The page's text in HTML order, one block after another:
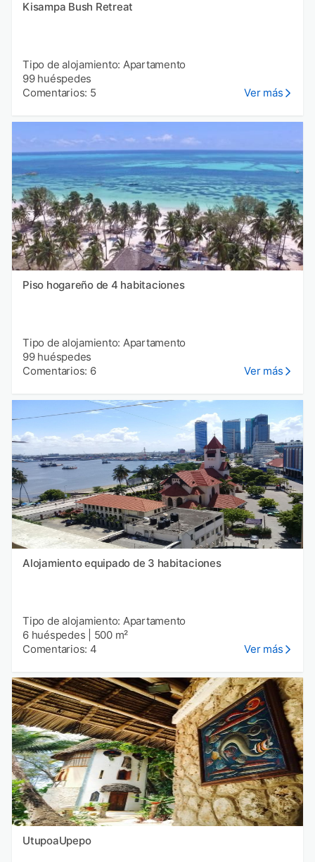
Kisampa Bush Retreat
Tipo de alojamiento: Apartamento
99 huéspedes
Comentarios: 5
Ver más
Piso hogareño de 4 habitaciones
Tipo de alojamiento: Apartamento
99 huéspedes
Comentarios: 6
Ver más
Alojamiento equipado de 3 habitaciones
Tipo de alojamiento: Apartamento
6 huéspedes
500 m²
Comentarios: 4
Ver más
UtupoaUpepo